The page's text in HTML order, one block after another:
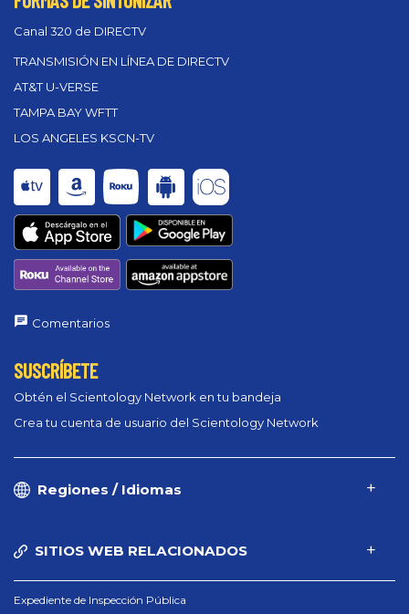
Canal 320 de DIRECTV
TRANSMISIÓN EN LÍNEA DE DIRECTV
AT&T U-VERSE
TAMPA BAY WFTT
LOS ANGELES KSCN-TV
Comentarios
SUSCRÍBETE
Obtén el Scientology Network en tu bandeja
Crea tu cuenta de usuario del Scientology Network
Regiones / Idiomas
SITIOS WEB RELACIONADOS
Expediente de Inspección Pública